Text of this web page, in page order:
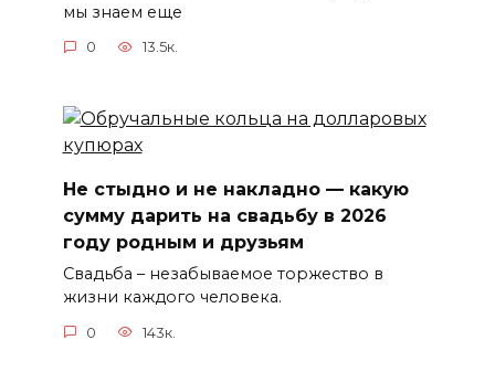
мы знаем еще
0 13.5к.
Не стыдно и не накладно — какую
сумму дарить на свадьбу в 2026
году родным и друзьям
Свадьба – незабываемое торжество в
жизни каждого человека.
0 143к.